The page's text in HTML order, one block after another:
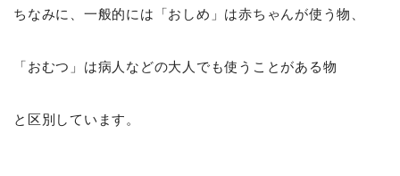
ちなみに、一般的には「おしめ」は赤ちゃんが使う物、
「おむつ」は病人などの大人でも使うことがある物
と区別しています。